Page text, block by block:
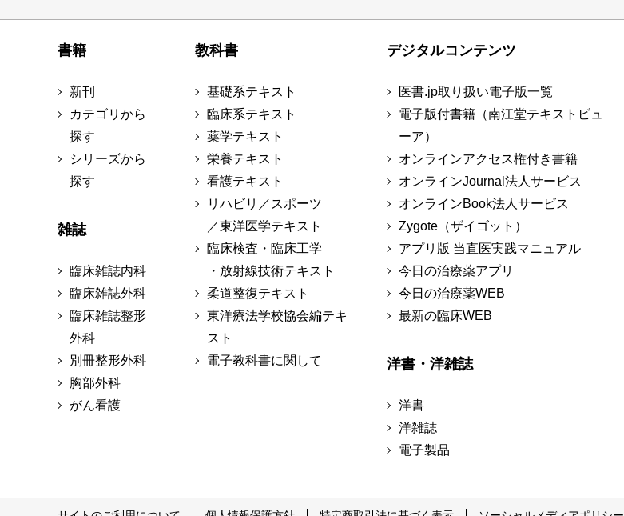
書籍
新刊
カテゴリから
探す
シリーズから
探す
雑誌
臨床雑誌内科
臨床雑誌外科
臨床雑誌整形
外科
別冊整形外科
胸部外科
がん看護
教科書
基礎系テキスト
臨床系テキスト
薬学テキスト
栄養テキスト
看護テキスト
リハビリ／スポーツ
／東洋医学テキスト
臨床検査・臨床工学
・放射線技術テキスト
柔道整復テキスト
東洋療法学校協会編テキ
スト
電子教科書に関して
デジタルコンテンツ
医書.jp取り扱い電子版一覧
電子版付書籍（南江堂テキストビュ
ーア）
オンラインアクセス権付き書籍
オンラインJournal法人サービス
オンラインBook法人サービス
Zygote（ザイゴット）
アプリ版 当直医実践マニュアル
今日の治療薬アプリ
今日の治療薬WEB
最新の臨床WEB
洋書・洋雑誌
洋書
洋雑誌
電子製品